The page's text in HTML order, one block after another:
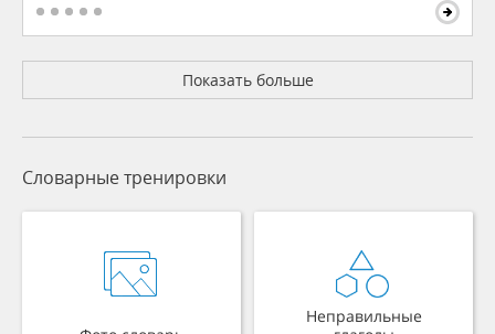
Показать больше
Словарные тренировки
Неправильные